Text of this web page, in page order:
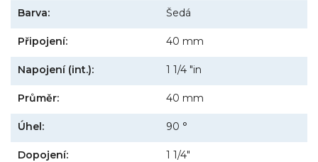
Barva: Šedá
Připojení: 40 mm
Napojení (int.): 1 1/4 "in
Průměr: 40 mm
Úhel: 90 °
Dopojení: 1 1/4"